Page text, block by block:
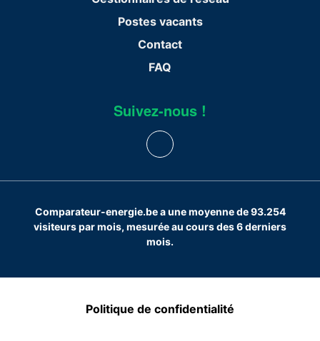
Postes vacants
Contact
FAQ
Suivez-nous !
Comparateur-energie.be a une moyenne de 93.254
visiteurs par mois, mesurée au cours des 6 derniers
mois.
Politique de confidentialité